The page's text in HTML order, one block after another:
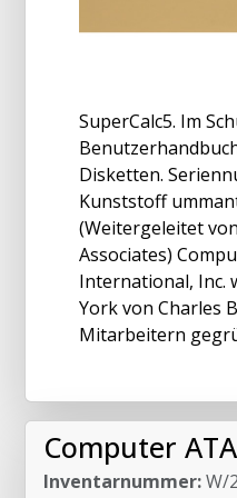
SuperCalc5. Im
Disketten.
Kunststoff
(Weitergeleitet
Associates)
International, Inc.
York von Charles
Mitarbeitern
Computer
Inventarnummer:W/